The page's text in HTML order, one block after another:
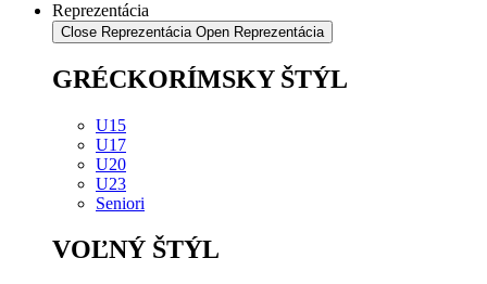
Reprezentácia
Close Reprezentácia Open Reprezentácia
GRÉCKORÍMSKY ŠTÝL
U15
U17
U20
U23
Seniori
VOĽNÝ ŠTÝL